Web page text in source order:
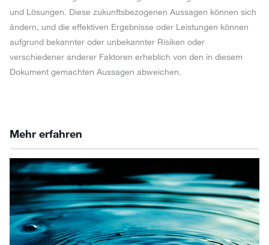
und Lösungen. Diese zukunftsbezogenen Aussagen können sich
ändern, und die effektiven Ergebnisse oder Leistungen können
aufgrund bekannter oder unbekannter Risiken oder
verschiedener anderer Faktoren erheblich von den in diesem
Dokument gemachten Aussagen abweichen.
Mehr erfahren